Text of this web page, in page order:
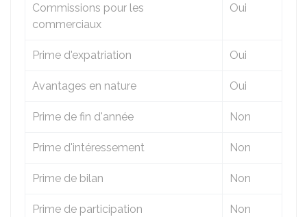
Commissions pour les
commerciaux
Oui
Prime d'expatriation Oui
Avantages en nature Oui
Prime de fin d'année Non
Prime d'intéressement Non
Prime de bilan Non
Prime de participation Non